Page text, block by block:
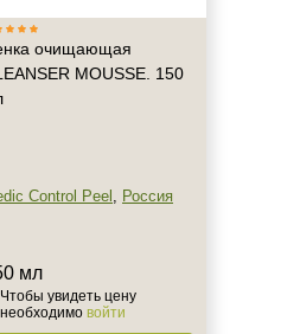
очищающая
MOUSSE. 150
Control Peel , Россия
мл
Чтобы увидеть цену
необходимо войти